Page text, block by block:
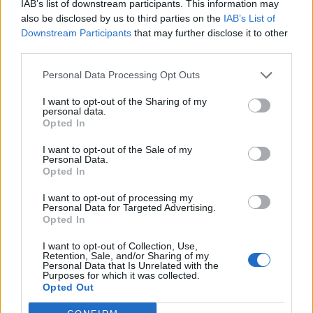
IAB’s list of downstream participants. This information may
also be disclosed by us to third parties on the IAB’s List of
Downstream Participants that may further disclose it to other
Personal Data Processing Opt Outs
I want to opt-out of the Sharing of my
personal data.
Opted In
I want to opt-out of the Sale of my
Personal Data.
Opted In
I want to opt-out of processing my
Personal Data for Targeted Advertising.
Opted In
I want to opt-out of Collection, Use,
Retention, Sale, and/or Sharing of my
Personal Data that Is Unrelated with the
Purposes for which it was collected.
Opted Out
Gli obiettivi a breve e a lungo periodo: che risultati
volete raggiungere in termini di operatività, clienti
e fatturato?
acquisire rapidamente clienti di prima qualità per
aiutarli nella loro strategia di ingresso e sviluppo nel
mercato cinese, attraverso lo sviluppo di competenze
di alto livello nelle aree di strategia, creatività,
operazioni e gestione dei progetti qui in Europa in
stretto coordinamento con i team in Cina. Ci
proponiamo di diventare entro un anno l’agenzia
leader nella comunicazione digitale, specializzata nel
mercato cinese qui in Italia».
Uno sguardo di scenario: come e cosa cambia, in
termini concettuali, tecnici e operativi nei vostri
settori nell’anno dell’emergenza sanitaria?
«Ogni settore di attività è stato colpito dalla pandemia